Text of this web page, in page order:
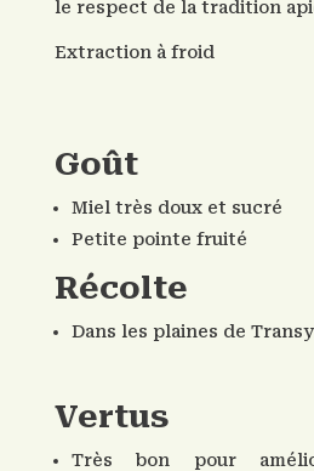
le respect de la tradition
Extraction à froid
Goût
Miel très doux et sucré
Petite pointe fruité
Récolte
Dans les plaines de
Vertus
Très bon pour